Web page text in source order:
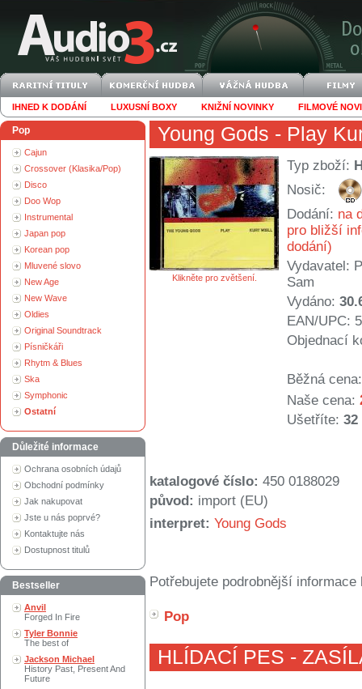
IHNED K DODÁNÍ LUXUSNÍ BOXY KNIŽNÍ NOVINKY FILMOVÉ
Pop
Cajun
Crossover (Klasika/Pop)
Disco
Doo Wop
Instrumental
Japan pop
Korean pop
Mluvené slovo
New Age
New Wave
Oldies
Original Soundtrack
Písničkáři
Rhytm & Blues
Ska
Symphonic
Ostatní
Důležité informace
Ochrana osobních údajů
Obchodní podmínky
Jak nakupovat
Jste u nás poprvé?
Kontaktujte nás
Dostupnost titulů
Bestseller
Anvil
Forged In Fire
Tyler Bonnie
The best of
Jackson Michael
History Past, Present And
Future
Young Gods - Play
Klikněte pro zvětšení.
Typ zboží:
Nosič:
Dodání: na
pro bližší
dodání)
Vydavatel:
Sam
Vydáno:
EAN/UPC:
Objednací
Běžná cena:
Naše cena:
Ušetříte: 32
katalogové číslo: 450 0188029
původ: import (EU)
interpret: Young Gods
Potřebujete podrobnější
Pop
HLÍDACÍ PES -